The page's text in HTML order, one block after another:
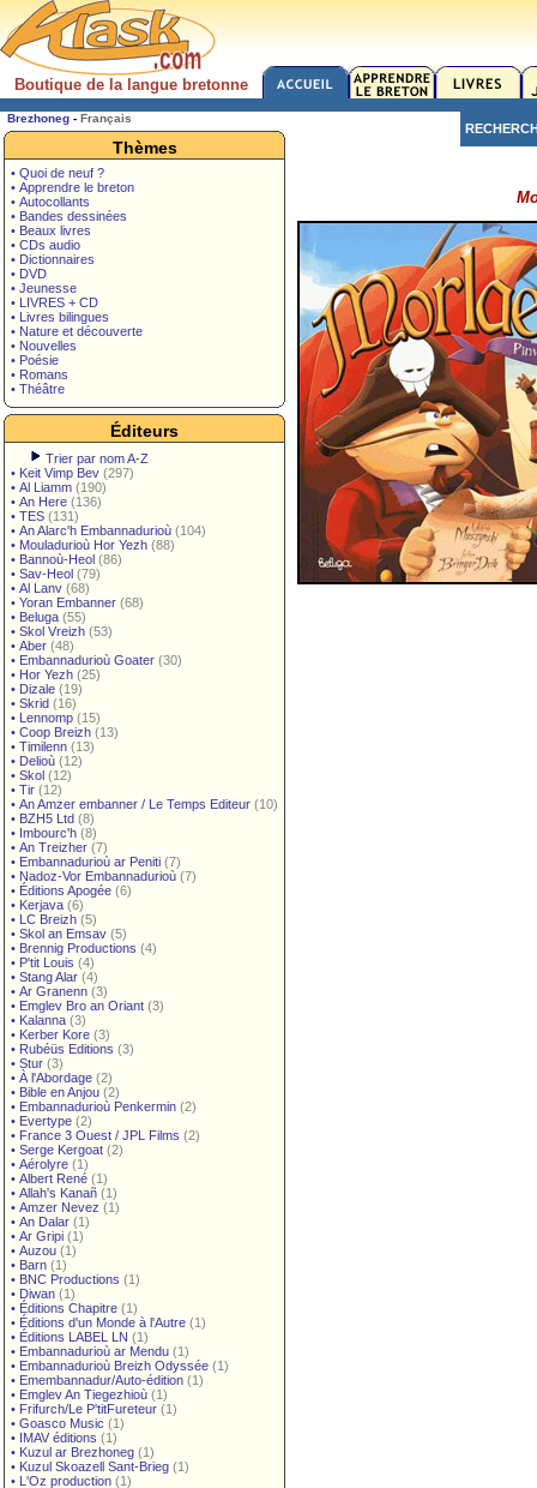
Boutique de la langue bretonne
Brezhoneg - Français
Thèmes
• Quoi de neuf ?
• Apprendre le breton
• Autocollants
• Bandes dessinées
• Beaux livres
• CDs audio
• Dictionnaires
• DVD
• Jeunesse
• LIVRES + CD
• Livres bilingues
• Nature et découverte
• Nouvelles
• Poésie
• Romans
• Théâtre
Éditeurs
Trier par nom A-Z
• Keit Vimp Bev (297)
• Al Liamm (190)
• An Here (136)
• TES (131)
• An Alarc'h Embannadurioù (104)
• Mouladurioù Hor Yezh (88)
• Bannoù-Heol (86)
• Sav-Heol (79)
• Al Lanv (68)
• Yoran Embanner (68)
• Beluga (55)
• Skol Vreizh (53)
• Aber (48)
• Embannadurioù Goater (30)
• Hor Yezh (25)
• Dizale (19)
• Skrid (16)
• Lennomp (15)
• Coop Breizh (13)
• Timilenn (13)
• Delioù (12)
• Skol (12)
• Tir (12)
• An Amzer embanner / Le Temps Editeur (10)
• BZH5 Ltd (8)
• Imbourc'h (8)
• An Treizher (7)
• Embannadurioù ar Peniti (7)
• Nadoz-Vor Embannadurioù (7)
• Éditions Apogée (6)
• Kerjava (6)
• LC Breizh (5)
• Skol an Emsav (5)
• Brennig Productions (4)
• P'tit Louis (4)
• Stang Alar (4)
• Ar Granenn (3)
• Emglev Bro an Oriant (3)
• Kalanna (3)
• Kerber Kore (3)
• Rubéüs Editions (3)
• Stur (3)
• À l'Abordage (2)
• Bible en Anjou (2)
• Embannadurioù Penkermin (2)
• Evertype (2)
• France 3 Ouest / JPL Films (2)
• Serge Kergoat (2)
• Aérolyre (1)
• Albert René (1)
• Allah's Kanañ (1)
• Amzer Nevez (1)
• An Dalar (1)
• Ar Gripi (1)
• Auzou (1)
• Barn (1)
• BNC Productions (1)
• Diwan (1)
• Éditions Chapitre (1)
• Éditions d'un Monde à l'Autre (1)
• Éditions LABEL LN (1)
• Embannadurioù ar Mendu (1)
• Embannadurioù Breizh Odyssée (1)
• Emembannadur/Auto-édition (1)
• Emglev An Tiegezhioù (1)
• Frifurch/Le P'titFureteur (1)
• Goasco Music (1)
• IMAV éditions (1)
• Kuzul ar Brezhoneg (1)
• Kuzul Skoazell Sant-Brieg (1)
• L'Oz production (1)